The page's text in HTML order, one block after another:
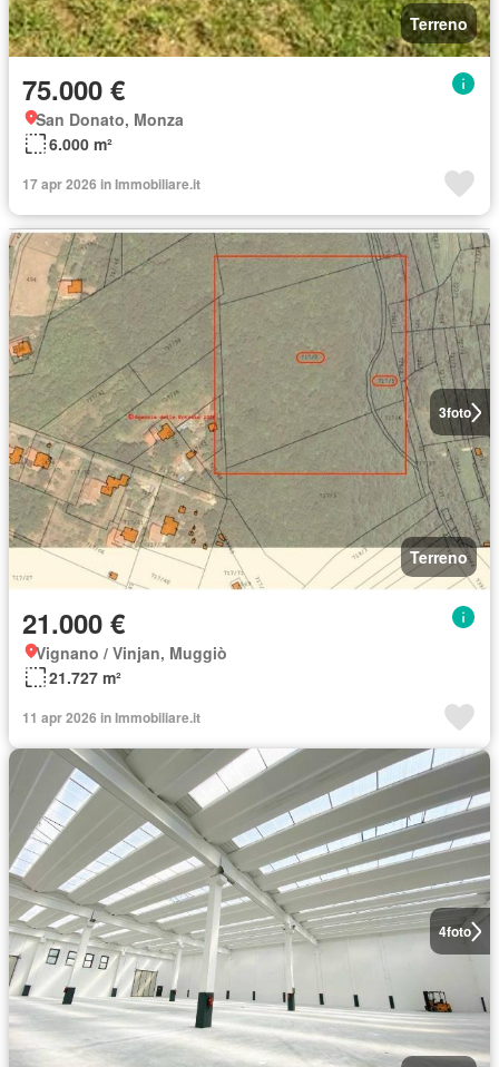
Terreno
75.000 €
San Donato, Monza
6.000 m²
17 apr 2026 in Immobiliare.it
3foto
Terreno
21.000 €
Vignano / Vinjan, Muggiò
21.727 m²
11 apr 2026 in Immobiliare.it
4foto